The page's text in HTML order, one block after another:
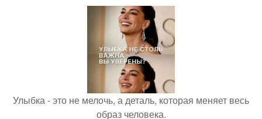
Улыбка - это не мелочь, а деталь, которая меняет весь
образ человека.